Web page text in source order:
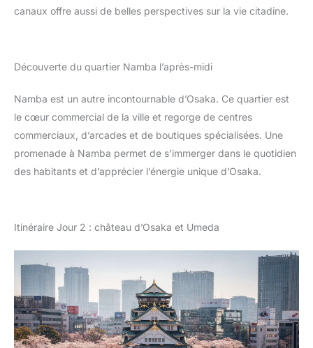
canaux offre aussi de belles perspectives sur la vie citadine.
Découverte du quartier Namba l’après-midi
Namba est un autre incontournable d’Osaka. Ce quartier est
le cœur commercial de la ville et regorge de centres
commerciaux, d’arcades et de boutiques spécialisées. Une
promenade à Namba permet de s’immerger dans le quotidien
des habitants et d’apprécier l’énergie unique d’Osaka.
Itinéraire Jour 2 : château d’Osaka et Umeda